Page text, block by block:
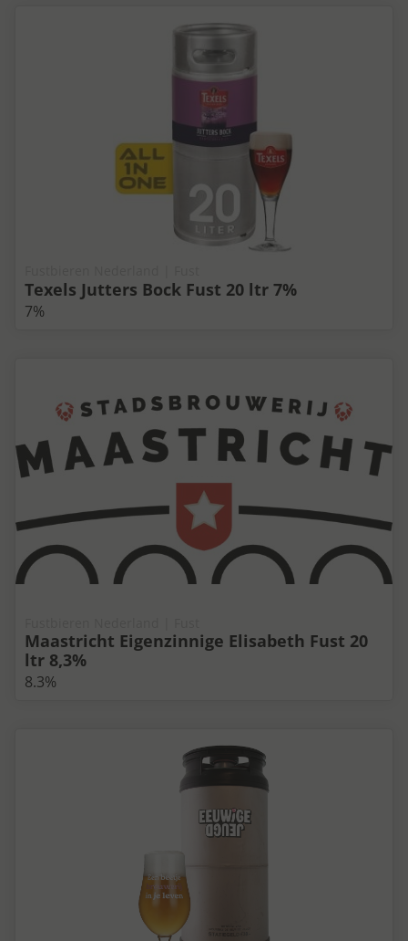
Texels Jutters Bock Fust 20 ltr 7%
7%
Maastricht Eigenzinnige Elisabeth Fust 20
ltr 8,3%
8.3%